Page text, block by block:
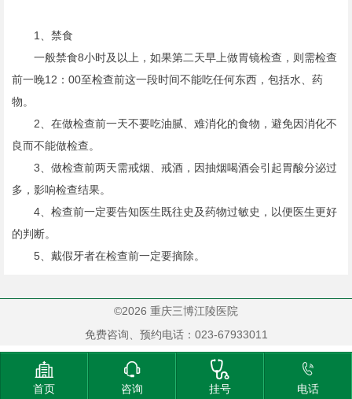
1、禁食
一般禁食8小时及以上，如果第二天早上做胃镜检查，则需检查
前一晚12：00至检查前这一段时间不能吃任何东西，包括水、药
物。
2、在做检查前一天不要吃油腻、难消化的食物，避免因消化不
良而不能做检查。
3、做检查前两天需戒烟、戒酒，因抽烟喝酒会引起胃酸分泌过
多，影响检查结果。
4、检查前一定要告知医生既往史及药物过敏史，以便医生更好
的判断。
5、戴假牙者在检查前一定要摘除。
©2026 重庆三博江陵医院
免费咨询、预约电话：023-67933011

首页

咨询

挂号

电话